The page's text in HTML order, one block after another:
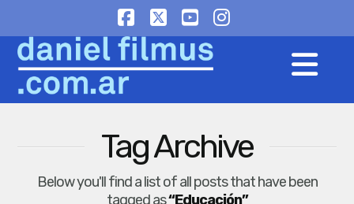
Facebook
X YouTube
Instagram
Tag Archive
Below you'll find a list of all posts that have been
tagged as“Educación”